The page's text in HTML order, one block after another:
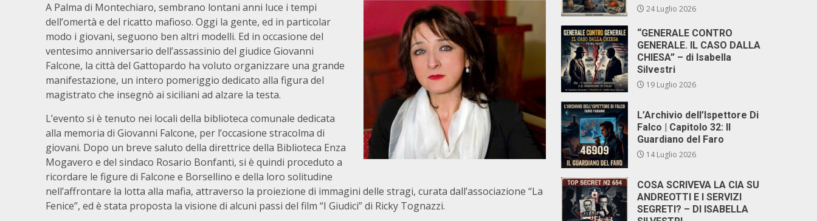
A Palma di Montechiaro, sembrano lontani anni luce i tempi
dell’omertà e del ricatto mafioso. Oggi la gente, ed in particolar
modo i giovani, seguono ben altri modelli. Ed in occasione del
ventesimo anniversario dell’assassinio del giudice Giovanni
Falcone, la città del Gattopardo ha voluto organizzare una grande
manifestazione, un intero pomeriggio dedicato alla figura del
magistrato che insegnò ai siciliani ad alzare la testa.
L’evento si è tenuto nei locali della biblioteca comunale dedicata
alla memoria di Giovanni Falcone, per l’occasione stracolma di
giovani. Dopo un breve saluto della direttrice della Biblioteca Enza
Mogavero e del sindaco Rosario Bonfanti, si è quindi proceduto a
ricordare le figure di Falcone e Borsellino e della loro solitudine
nell’affrontare la lotta alla mafia, attraverso la proiezione di immagini delle stragi, curata dall’associazione “La
Fenice”, ed è stata proposta la visione di alcuni passi del film “I Giudici” di Ricky Tognazzi.
24 Luglio 2026
“GENERALE CONTRO
GENERALE. IL CASO DALLA
CHIESA” – di Isabella
Silvestri
19 Luglio 2026
L’Archivio dell’Ispettore Di
Falco | Capitolo 32: Il
Guardiano del Faro
14 Luglio 2026
COSA SCRIVEVA LA CIA SU
ANDREOTTI E I SERVIZI
SEGRETI? – DI ISABELLA